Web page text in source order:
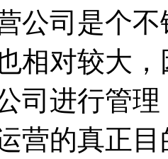
公司是个
相对较大
司进行管
营的真正目